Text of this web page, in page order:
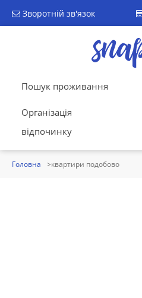
Зворотній зв'язок
Пошук проживання
Організація
відпочинку
Головна квартири подобово